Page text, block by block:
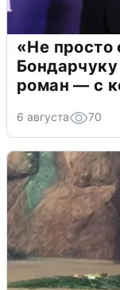
«Не просто
роман — с
6 августа 70